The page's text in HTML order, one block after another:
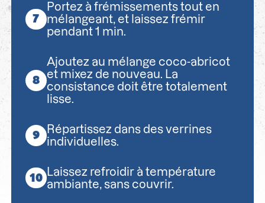
Portez à frémissements tout en
mélangeant, et laissez frémir
pendant 1 min.
Ajoutez au mélange coco-abricot
et mixez de nouveau. La
consistance doit être totalement
lisse.
Répartissez dans des verrines
individuelles.
Laissez refroidir à température
ambiante, sans couvrir.